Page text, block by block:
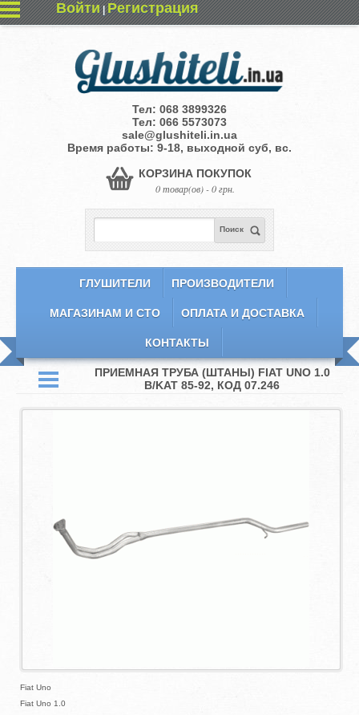
Войти|Регистрация
Тел: 068 3899326
Тел: 066 5573073
sale@glushiteli.in.ua
Время работы: 9-18, выходной суб, вс.
КОРЗИНА ПОКУПОК
0 товар(ов) - 0 грн.
Поиск
ГЛУШИТЕЛИ ПРОИЗВОДИТЕЛИ
МАГАЗИНАМ И СТО ОПЛАТА И ДОСТАВКА
КОНТАКТЫ
ПРИЕМНАЯ ТРУБА (ШТАНЫ) FIAT UNO 1.0
B/KAT 85-92, КОД 07.246
Fiat Uno
Fiat Uno 1.0